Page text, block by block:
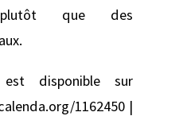
plutôt que des
est disponible sur
1162450 |